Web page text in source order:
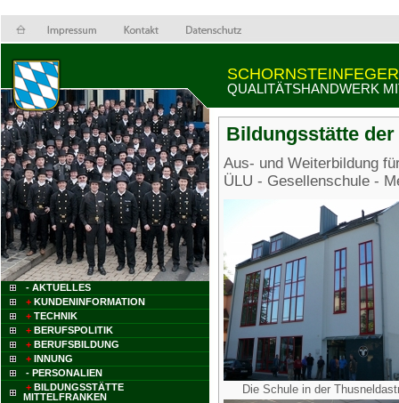
- AKTUELLES
+ KUNDENINFORMATION
+ TECHNIK
+ BERUFSPOLITIK
+ BERUFSBILDUNG
+ INNUNG
- PERSONALIEN
+ BILDUNGSSTÄTTE
MITTELFRANKEN
QUALITÄTSHANDWERK
Bildungsstätte
Aus- und Weiterbildung
ÜLU - Gesellenschule -
Die Schule in der